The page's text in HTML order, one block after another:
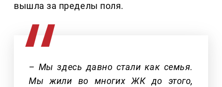
вышла за пределы поля.
– Мы здесь давно стали как семья.
Мы жили во многих ЖК до этого,